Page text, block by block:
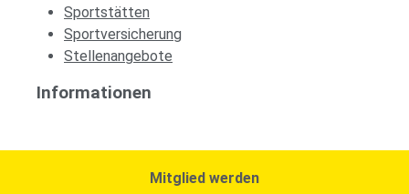
Sportstätten
Sportversicherung
Stellenangebote
Informationen
Mitglied werden